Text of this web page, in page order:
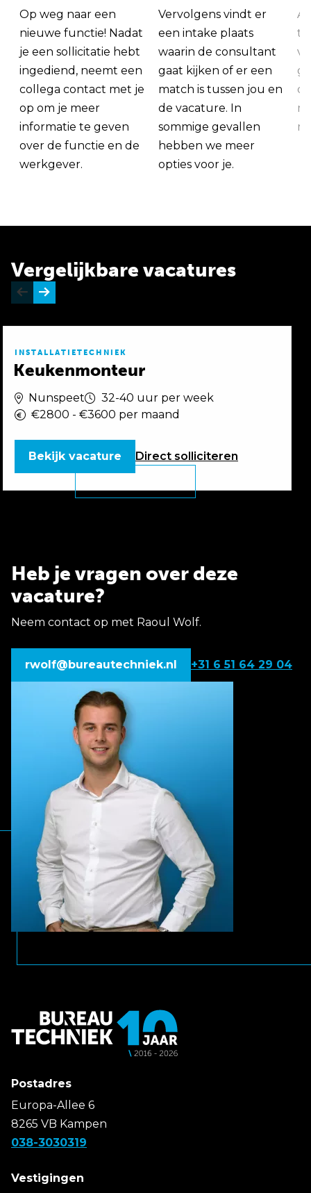
Op weg naar een
nieuwe functie! Nadat
je een sollicitatie hebt
ingediend, neemt een
collega contact met je
op om je meer
informatie te geven
over de functie en de
werkgever.
Vervolgens vindt er
een intake plaats
waarin de consultant
gaat kijken of er een
match is tussen jou en
de vacature. In
sommige gevallen
hebben we meer
opties voor je.
Vergelijkbare vacatures
INSTALLATIETECHNIEK
Keukenmonteur
Nunspeet
32-40 uur per week
€2800 - €3600 per maand
Direct solliciteren
Bekijk vacature
Heb je vragen over deze
vacature?
Neem contact op met Raoul Wolf.
rwolf@bureautechniek.nl +31 6 51 64 29 04
Postadres
Europa-Allee 6
8265 VB Kampen
038-3030319
Vestigingen